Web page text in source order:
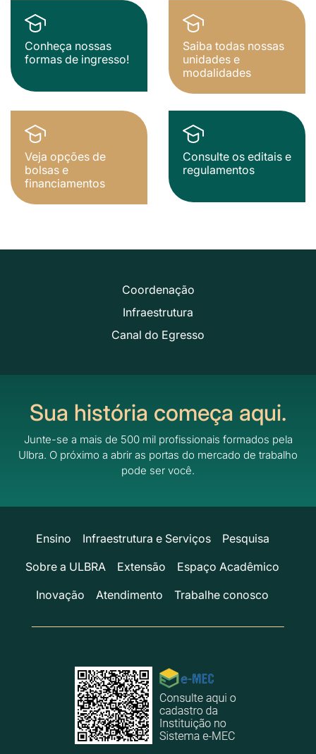
Conheça nossas
formas de ingresso!
Saiba todas nossas
unidades e
modalidades
Veja opções de
bolsas e
financiamentos
Consulte os editais e
regulamentos
Coordenação
Infraestrutura
Canal do Egresso
Sua história começa aqui.
Junte-se a mais de 500 mil profissionais formados pela
Ulbra. O próximo a abrir as portas do mercado de trabalho
pode ser você.
Ensino Infraestrutura e Serviços
Pesquisa
Sobre a ULBRA
Extensão
Espaço Acadêmico
Inovação
Atendimento Trabalhe conosco